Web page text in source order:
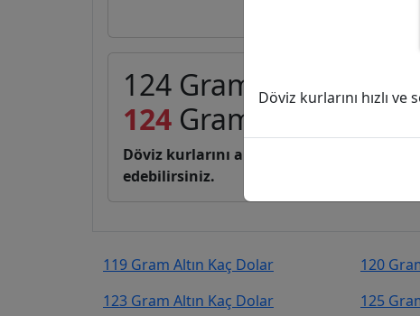
124 Gram Altın (GA)
124 Gram Altın
Döviz kurlarını anlık, canlı, basit bir
edebilirsiniz.
119 Gram Altın Kaç Dolar 120
123 Gram Altın Kaç Dolar
125
Döviz kurlarını hızlı